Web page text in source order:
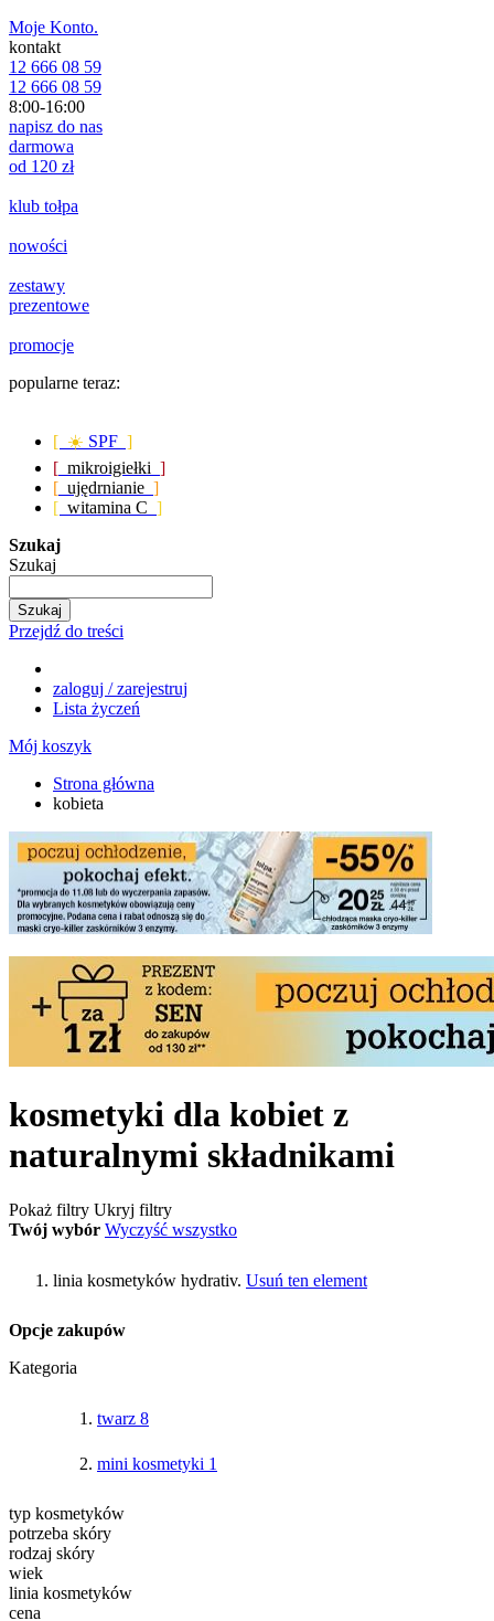
Moje Konto.
kontakt
12 666 08 59
12 666 08 59
8:00-16:00
napisz do nas
darmowa
od 120 zł
klub tołpa
nowości
zestawy
prezentowe
promocje
popularne teraz:
[ ☀️ SPF ]
[ mikroigiełki ]
[ ujędrnianie ]
[ witamina C ]
Szukaj
Szukaj
Szukaj
Przejdź do treści
zaloguj / zarejestruj
Lista życzeń
Mój koszyk
Strona główna
kobieta
kosmetyki dla kobiet z
naturalnymi składnikami
Pokaż filtry Ukryj filtry
Twój wybór Wyczyść wszystko
linia kosmetyków hydrativ. Usuń ten element
Opcje zakupów
Kategoria
twarz 8
mini kosmetyki 1
typ kosmetyków
potrzeba skóry
rodzaj skóry
wiek
linia kosmetyków
cena